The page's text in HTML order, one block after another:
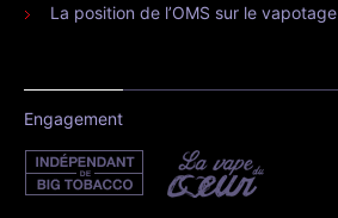
La position de l’OMS sur le vapotage
Engagement